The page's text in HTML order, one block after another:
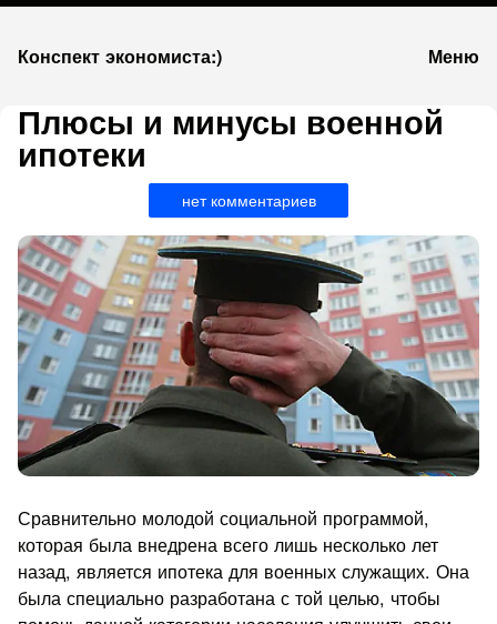
Конспект экономиста:) Меню
Плюсы и минусы военной
ипотеки
нет комментариев
Сравнительно молодой социальной программой,
которая была внедрена всего лишь несколько лет
назад, является ипотека для военных служащих. Она
была специально разработана с той целью, чтобы